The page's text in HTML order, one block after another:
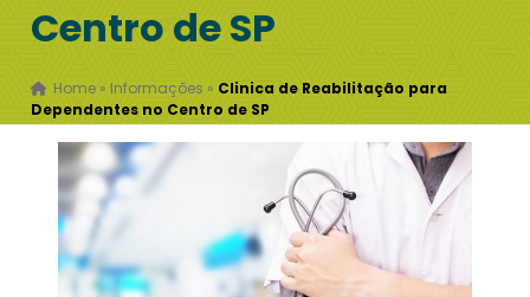
Centro de SP
Home » Informações » Clinica de Reabilitação para
Dependentes no Centro de SP